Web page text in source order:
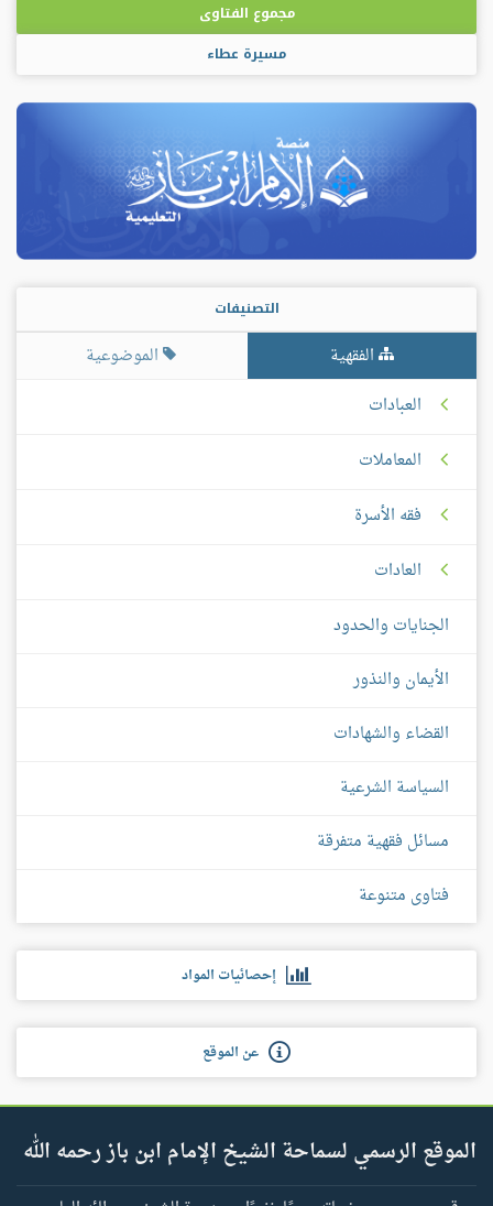
مجموع الفتاوى
مسيرة عطاء
التصنيفات
الفقهية
الموضوعية
العبادات
المعاملات
فقه الأسرة
العادات
الجنايات والحدود
الأيمان والنذور
القضاء والشهادات
السياسة الشرعية
مسائل فقهية متفرقة
فتاوى متنوعة
إحصائيات المواد
عن الموقع
الموقع الرسمي لسماحة الشيخ الإمام ابن باز رحمه الله